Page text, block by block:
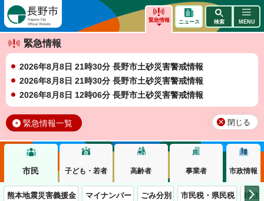
緊急情報
緊急情報
2026年8月8日 21時30分 長野市土砂災害警戒情報
2026年8月8日 21時30分 長野市土砂災害警戒情報
2026年8月8日 12時06分 長野市土砂災害警戒情報
緊急情報一覧 閉じる
ニュース 検索 MENU
市民 子ども・若者 高齢者 事業者 市政情報
熊本地震災害義援金 マイナンバー ごみ分別 市民税・県民税 移住